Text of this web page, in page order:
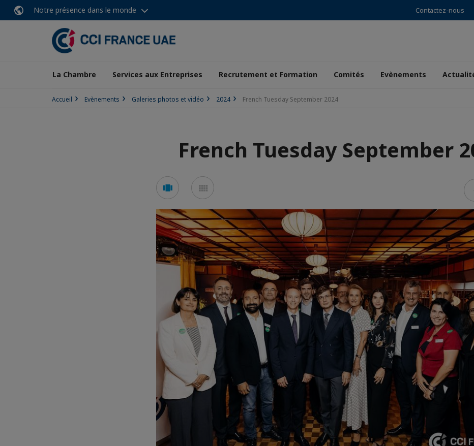
Notre présence dans le monde Contactez-nous
La Chambre Services aux Entreprises Recrutement et Formation Comités Evènements
Accueil Evènements Galeries photos et vidéo 2024 French Tuesday September 2024
French Tuesday September
Voir
en
carousel
en
mosaïque